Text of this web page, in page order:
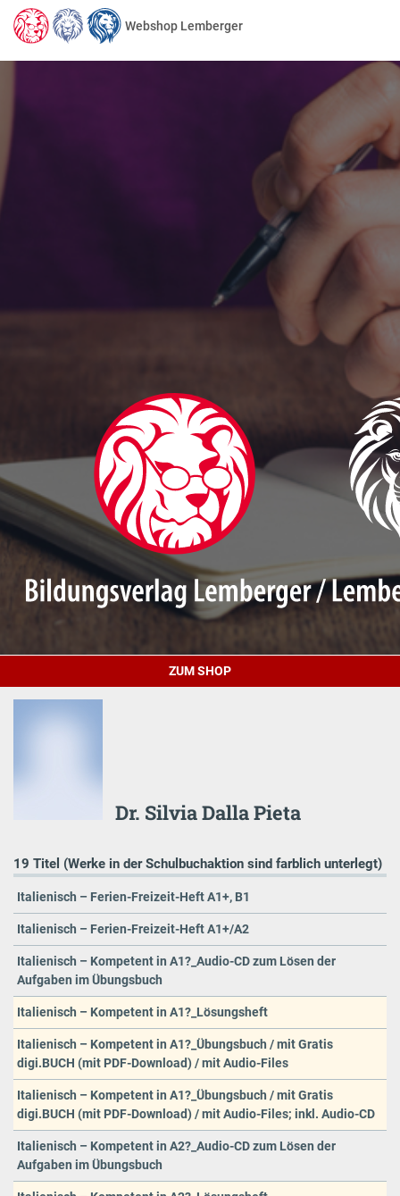
Webshop Lemberger
ZUM SHOP
Dr. Silvia Dalla Pieta
19 Titel (Werke in der Schulbuchaktion sind farblich unterlegt)
Italienisch – Ferien-Freizeit-Heft A1+, B1
Italienisch – Ferien-Freizeit-Heft A1+/A2
Italienisch – Kompetent in A1?_Audio-CD zum Lösen der
Aufgaben im Übungsbuch
Italienisch – Kompetent in A1?_Lösungsheft
Italienisch – Kompetent in A1?_Übungsbuch / mit Gratis
digi.BUCH (mit PDF-Download) / mit Audio-Files
Italienisch – Kompetent in A1?_Übungsbuch / mit Gratis
digi.BUCH (mit PDF-Download) / mit Audio-Files; inkl. Audio-CD
Italienisch – Kompetent in A2?_Audio-CD zum Lösen der
Aufgaben im Übungsbuch